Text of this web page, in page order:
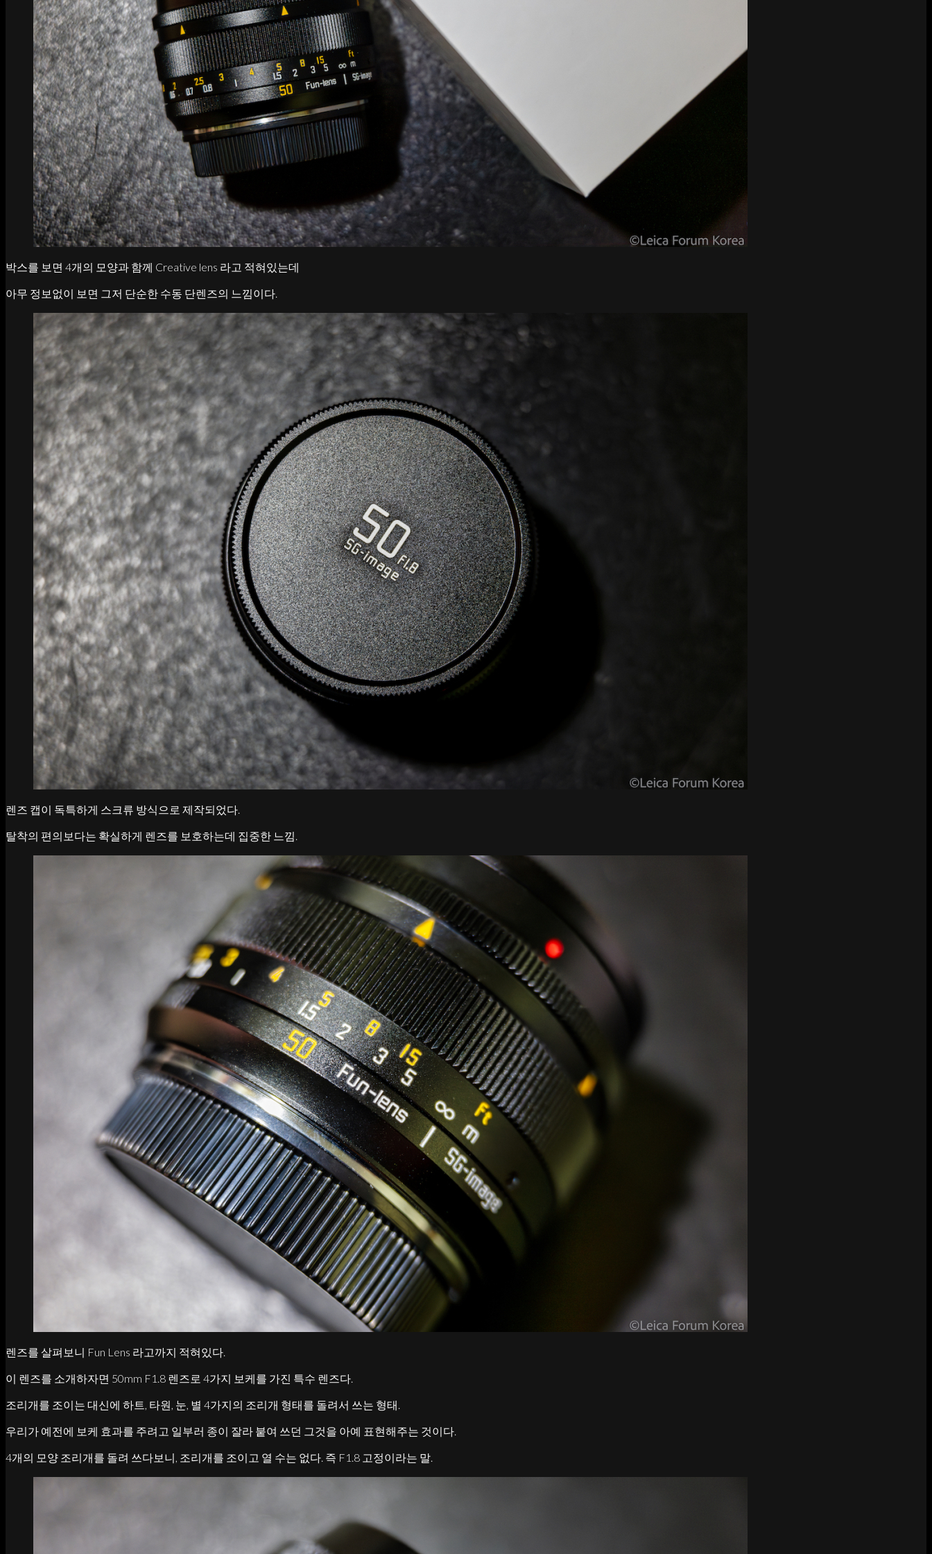
박스를 보면 4개의 모양과 함께 Creative lens 라고 적혀있는데
아무 정보없이 보면 그저 단순한 수동 단렌즈의 느낌이다.
렌즈 캡이 독특하게 스크류 방식으로 제작되었다.
탈착의 편의보다는 확실하게 렌즈를 보호하는데 집중한 느낌.
렌즈를 살펴보니 Fun Lens 라고까지 적혀있다.
이 렌즈를 소개하자면 50mm F1.8 렌즈로 4가지 보케를 가진 특수 렌즈다.
조리개를 조이는 대신에 하트, 타원, 눈, 별 4가지의 조리개 형태를 돌려서 쓰는 형태.
우리가 예전에 보케 효과를 주려고 일부러 종이 잘라 붙여 쓰던 그것을 아예 표현해주는 것이다.
4개의 모양 조리개를 돌려 쓰다보니, 조리개를 조이고 열 수는 없다. 즉 F1.8 고정이라는 말.